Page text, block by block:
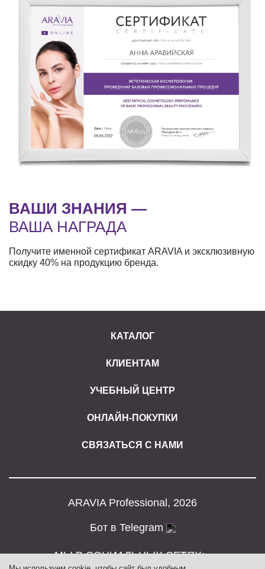
ВАШИ ЗНАНИЯ —
ВАША НАГРАДА
Получите именной сертификат ARAVIA и эксклюзивную
скидку 40% на продукцию бренда.
КАТАЛОГ
КЛИЕНТАМ
УЧЕБНЫЙ ЦЕНТР
ОНЛАЙН-ПОКУПКИ
СВЯЗАТЬСЯ С НАМИ
ARAVIA Professional, 2026
Бот в Telegram
МЫ В СОЦИАЛЬНЫХ СЕТЯХ: